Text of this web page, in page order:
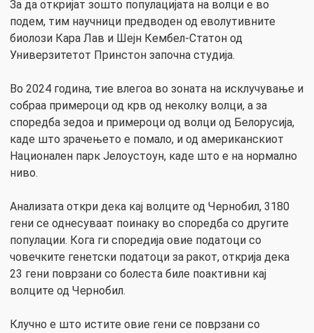
За да откријат зошто популацијата на волци е во
подем, тим научници предводен од еволутивните
биолози Кара Лав и Шејн Кембел-Статон од
Универзитетот Принстон започна студија.
Во 2024 година, тие влегоа во зоната на исклучување и
собраа примероци од крв од неколку волци, а за
споредба зедоа и примероци од волци од Белорусија,
каде што зрачењето е помало, и од американскиот
Национален парк Јелоустоун, каде што е на нормално
ниво.
Анализата откри дека кај волците од Чернобил, 3180
гени се однесуваат поинаку во споредба со другите
популации. Кога ги споредија овие податоци со
човечките генетски податоци за ракот, открија дека
23 гени поврзани со болеста биле поактивни кај
волците од Чернобил.
Клучно е што истите овие гени се поврзани со